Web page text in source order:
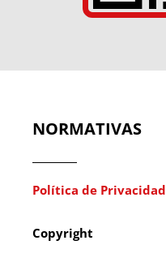
NORMATIVAS
Política de Privacidad
Copyright